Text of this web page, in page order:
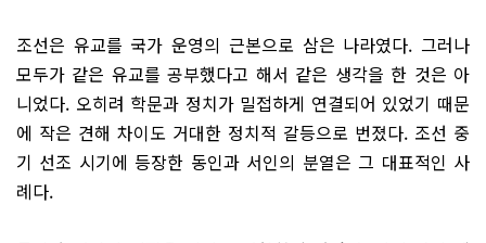
조선은 유교를 국가 운영의 근본으로 삼은 나라였다. 그러나
모두가 같은 유교를 공부했다고 해서 같은 생각을 한 것은 아
니었다. 오히려 학문과 정치가 밀접하게 연결되어 있었기 때문
에 작은 견해 차이도 거대한 정치적 갈등으로 번졌다. 조선 중
기 선조 시기에 등장한 동인과 서인의 분열은 그 대표적인 사
례다.